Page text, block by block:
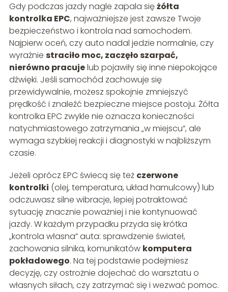
Gdy podczas jazdy nagle zapala siężółta
kontrolka EPC, najważniejsze jest zawsze Twoje
bezpieczeństwo i kontrola nad samochodem.
Najpierw oceń, czy auto nadal jedzie normalnie, czy
wyraźnie straciło moc, zaczęło szarpać,
nierówno pracujelub pojawiły się inne niepokojące
dźwięki. Jeśli samochód zachowuje się
przewidywalnie, możesz spokojnie zmniejszyć
prędkość i znaleźć bezpieczne miejsce postoju. Żółta
kontrolka EPC zwykle nie oznacza konieczności
natychmiastowego zatrzymania „w miejscu”, ale
wymaga szybkiej reakcji i diagnostyki w najbliższym
czasie.
Jeżeli oprócz EPC świecą się też czerwone
kontrolki (olej, temperatura, układ hamulcowy) lub
odczuwasz silne wibracje, lepiej potraktować
sytuację znacznie poważniej i nie kontynuować
jazdy. W każdym przypadku przyda się krótka
„kontrola własna” auta: sprawdzenie świateł,
zachowania silnika, komunikatów komputera
pokładowego. Na tej podstawie podejmiesz
decyzję, czy ostrożnie dojechać do warsztatu o
własnych siłach, czy zatrzymać się i wezwać pomoc.